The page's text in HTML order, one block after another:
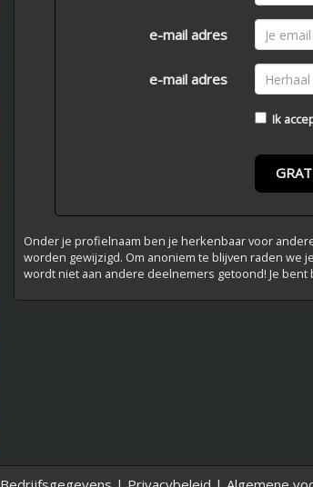
e-mail adres
e-mail adres
Ik
Onder je profielnaam ben je herkenbaar voor
worden gewijzigd. Om anoniem te blijven raden we
wordt niet aan andere deelnemers getoond! Je bent